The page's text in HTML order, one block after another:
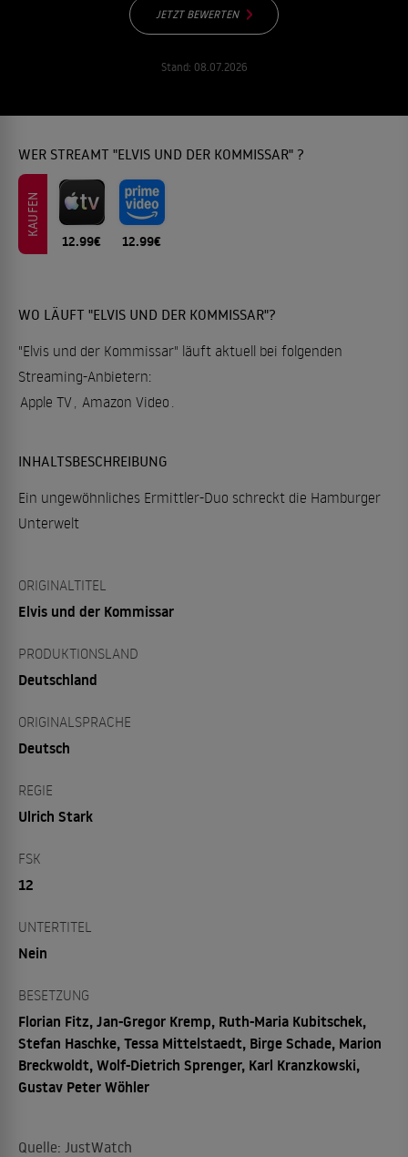
JETZT BEWERTEN
Stand: 08.07.2026
WER STREAMT "ELVIS UND DER KOMMISSAR" ?
KAUFEN
12.99€ 12.99€
WO LÄUFT "ELVIS UND DER KOMMISSAR"?
"Elvis und der Kommissar" läuft aktuell bei folgenden
Streaming-Anbietern:
Apple TV, Amazon Video .
INHALTSBESCHREIBUNG
Ein ungewöhnliches Ermittler-Duo schreckt die Hamburger
Unterwelt
ORIGINALTITEL
Elvis und der Kommissar
PRODUKTIONSLAND
Deutschland
ORIGINALSPRACHE
Deutsch
REGIE
Ulrich Stark
FSK
12
UNTERTITEL
Nein
BESETZUNG
Florian Fitz, Jan-Gregor Kremp, Ruth-Maria Kubitschek,
Stefan Haschke, Tessa Mittelstaedt, Birge Schade, Marion
Breckwoldt, Wolf-Dietrich Sprenger, Karl Kranzkowski,
Gustav Peter Wöhler
Quelle: JustWatch